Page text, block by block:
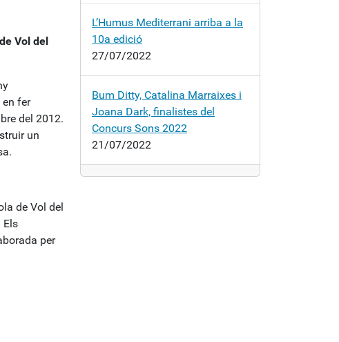
Vol del
fer
del 2012.
un
de Vol del
Els
per
L’Humus Mediterrani arriba a la
10a edició
27/07/2022
Bum Ditty, Catalina Marraixes i
Joana Dark, finalistes del
Concurs Sons 2022
21/07/2022